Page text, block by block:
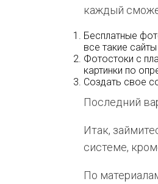
каждый
Бесплатные
все такие
Фотостоки с
картинки по
Создать свое
Последний
Итак,
системе,
По